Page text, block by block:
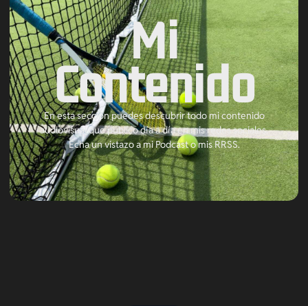
Mi
Contenido
En esta sección puedes descubrir todo mi contenido
audiovisual que publico día a día en mis redes sociales.
Echa un vistazo a mi Podcast o mis RRSS.